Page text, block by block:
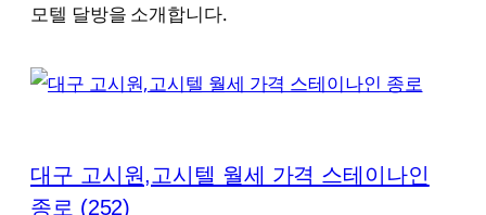
모텔 달방을 소개합니다.
대구 고시원,고시텔 월세 가격 스테이나인
종로 (252)